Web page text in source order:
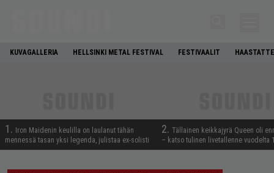
KUVAGALLERIA HELLSINKI METAL FESTIVAL FESTIVAALIT
1.
Iron Maidenin keulilla on laulanut tähän
mennessä tasan yksi legenda, julistaa ex-solisti
2. Tällainen keikkajyrä Queen oli
– katso tulinen livetallenne vuodelta